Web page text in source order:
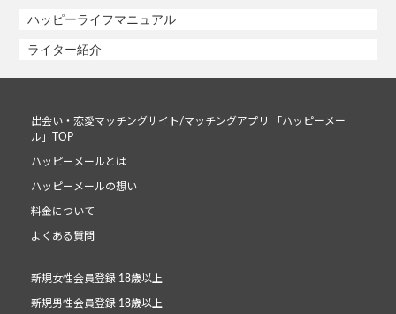
ハッピーライフマニュアル
ライター紹介
出会い・恋愛マッチングサイト/マッチングアプリ 「ハッピーメー
ル」TOP
ハッピーメールとは
ハッピーメールの想い
料金について
よくある質問
新規女性会員登録 18歳以上
新規男性会員登録 18歳以上